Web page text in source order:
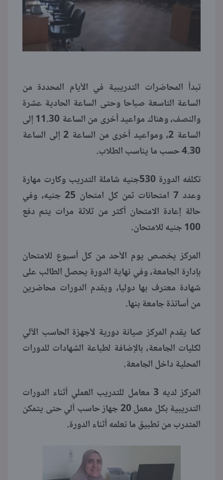
تبدأ المحاضرات التدريبية في الأيام المحددة من
الساعة التاسعة صباحا وحتى الساعة الحادية عشرة
والنصف، وهناك مواعيد أخرى من الساعة 11.30 إلى
الساعة 2، ومواعيد أخرى من الساعة 2 إلى الساعة
4.30 حسب ما يناسب الطلاب.
تكلفه الدورة 530جنيه شاملة التدريب وكارت مهارة
وعدد 7 امتحانات ثمن كل امتحان 25 جنيه، وفي
حالة إعادة الامتحان أكثر من ثلاثة مرات يتم دفع
100 جنيه للامتحان.
المركز يخصص يوم الأحد من كل أسبوع للامتحان
بإدارة الجامعة، وفي نهاية الدورة يحصل الطالب على
شهادة معترف بها دوليا، ويقدم الدورات محاضرين
من أساتذة جامعة بنها.
كما يقدم المركز صيانة دورية لأجهزة الحاسب الآلي
لكليات الجامعة، بالإضافة لطباعة الشهادات للدورات
المحلية داخل الجامعة.
المركز لديه 3 معامل للتدريب العملي أثناء الدورات
التدريبية بكل معمل 20 جهاز حاسب آلي حتى يتمكن
المتدرب من تطبيق ما تعلمه أثناء الدورة.